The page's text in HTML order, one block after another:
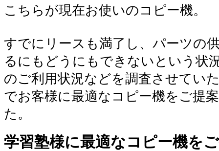
こちらが現在お使いのコピー機。
すでにリースも満了し、パーツの
るにもどうにもできないという状
のご利用状況などを調査させてい
でお客様に最適なコピー機をご提
た。
学習塾様に最適なコピー機を